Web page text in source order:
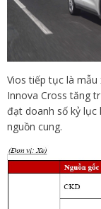
Vios tiếp tục là mẫu
Innova Cross tăng
đạt doanh số kỷ
nguồn cung.